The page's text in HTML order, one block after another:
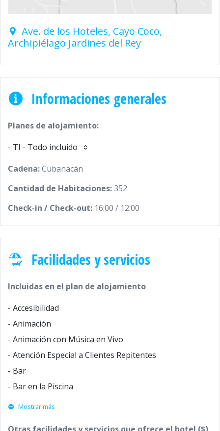
Ave. de los Hoteles, Cayo Coco,
Archipiélago Jardines del Rey
Informaciones generales
Planes de alojamiento:
- TI - Todo incluido
Cadena:Cubanacán
Cantidad de Habitaciones:352
Check-in / Check-out: 16:00 / 12:00
Facilidades y servicios
Incluidas en el plan de alojamiento
- Accesibilidad
- Animación
- Animación con Música en Vivo
- Atención Especial a Clientes Repitentes
- Bar
- Bar en la Piscina
Mostrar más
Otras facilidades y servicios que ofrece el hotel ($)